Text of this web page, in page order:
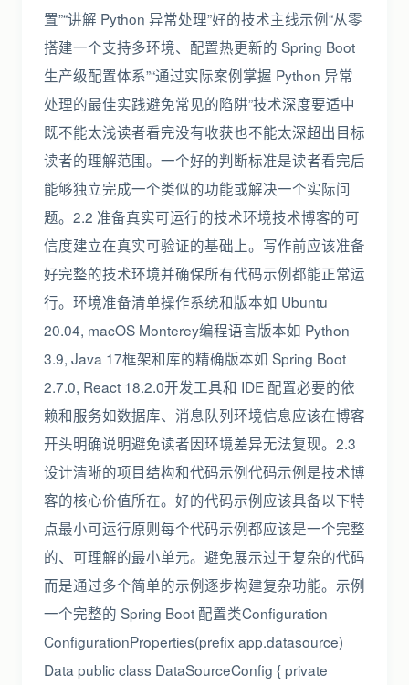
置”“讲解 Python 异常处理”好的技术主线示例“从零
搭建一个支持多环境、配置热更新的 Spring Boot
生产级配置体系”“通过实际案例掌握 Python 异常
处理的最佳实践避免常见的陷阱”技术深度要适中
既不能太浅读者看完没有收获也不能太深超出目标
读者的理解范围。一个好的判断标准是读者看完后
能够独立完成一个类似的功能或解决一个实际问
题。2.2 准备真实可运行的技术环境技术博客的可
信度建立在真实可验证的基础上。写作前应该准备
好完整的技术环境并确保所有代码示例都能正常运
行。环境准备清单操作系统和版本如 Ubuntu
20.04, macOS Monterey编程语言版本如 Python
3.9, Java 17框架和库的精确版本如 Spring Boot
2.7.0, React 18.2.0开发工具和 IDE 配置必要的依
赖和服务如数据库、消息队列环境信息应该在博客
开头明确说明避免读者因环境差异无法复现。2.3
设计清晰的项目结构和代码示例代码示例是技术博
客的核心价值所在。好的代码示例应该具备以下特
点最小可运行原则每个代码示例都应该是一个完整
的、可理解的最小单元。避免展示过于复杂的代码
而是通过多个简单的示例逐步构建复杂功能。示例
一个完整的 Spring Boot 配置类Configuration
ConfigurationProperties(prefix app.datasource)
Data public class DataSourceConfig { private